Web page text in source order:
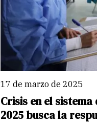
17 de marzo de 2025
Crisis en el sistema
2025 busca la